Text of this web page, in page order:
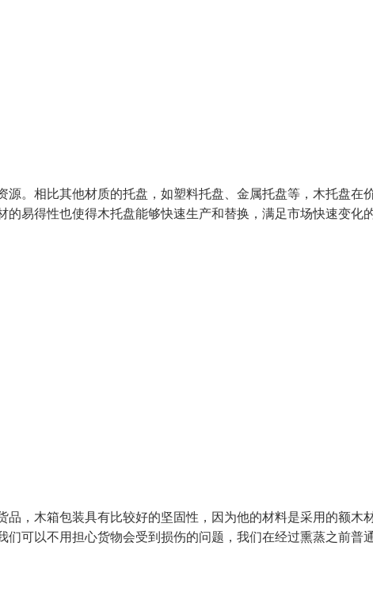
。相比其他材质的托盘，如塑料托盘、金属托盘等，木托盘在
易得性也使得木托盘能够快速生产和替换，满足市场快速变化
，木箱包装具有比较好的坚固性，因为他的材料是采用的额木
可以不用担心货物会受到损伤的问题，我们在经过熏蒸之前普